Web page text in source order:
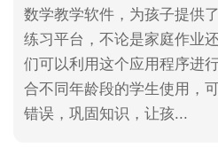
数学教学软件，为孩子提供
练习平台，不论是家庭作业
们可以利用这个应用程序进
合不同年龄段的学生使用，
错误，巩固知识，让孩...